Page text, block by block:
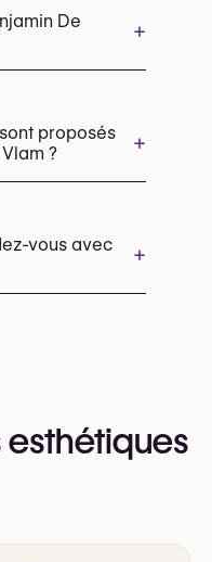
De
+
proposés
?
+
vous avec
+
esthétiques